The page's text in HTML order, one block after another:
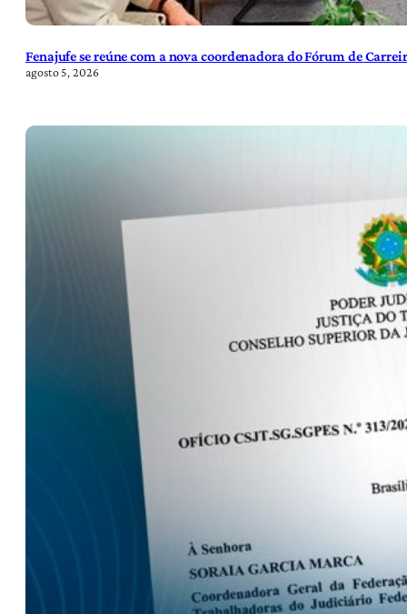
Fenajufe se reúne com a nova coordenadora do Fórum de
agosto 5, 2026